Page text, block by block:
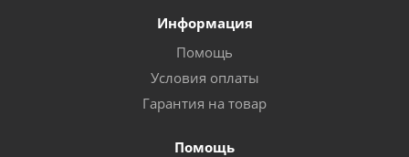
Информация
Помощь
Условия оплаты
Гарантия на товар
Помощь